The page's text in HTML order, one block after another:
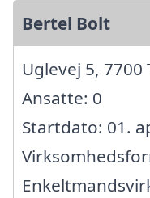
Bertel Bolt
Uglevej 5, 7700
Ansatte: 0
Startdato: 01.